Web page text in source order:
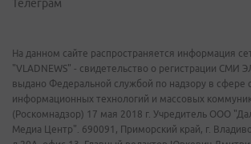
Телеграм
На данном сайте распространяется информация
"VLADNEWS" - свидетельство о регистрации СМИ
выдано Федеральной службой по надзору в сфере
информационных технологий и массовых
(Роскомнадзор) 17 мая 2018 г. Учредитель ООО
Медиа Центр". 690091, Приморский край, г.